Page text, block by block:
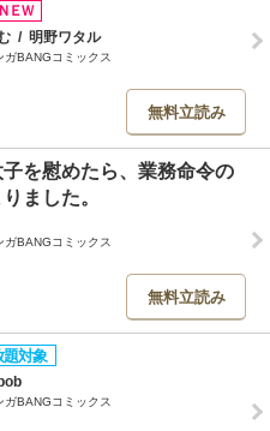
/ 明野ワタル
BANGコミックス
無料立読み
を慰めたら、業務命令の
ました。
BANGコミックス
無料立読み
bob
BANGコミックス